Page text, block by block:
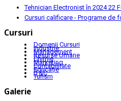
Tehnician Electronist în 202422
Cursuri calificare - Programe de
Cursuri
Domenii Cursuri
Industrie
Management
Resurse Umane
Chimie
Marketing
Contabilitate
Educație
IT&C
Turism
Galerie